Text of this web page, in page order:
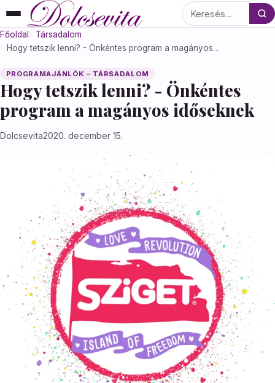
Keresés
Főoldal
Társadalom
Hogy tetszik lenni? - Önkéntes program a magányos…
PROGRAMAJÁNLÓK – TÁRSADALOM
Hogy tetszik lenni? - Önkéntes
program a magányos időseknek
Dolcsevita2020. december 15.